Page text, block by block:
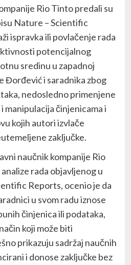
Rio Tinto predali su
Nature – Scientific
ispravka ili povlačenje rada
potencijalnog
sredinu u zapadnoj
Đorđević i saradnika zbog
nedosledno primenjene
manipulacija činjenicama i
kojih autori izvlače
zaključke.
naučnik kompanije Rio
rada objavljenog u
Reports, ocenio je da
u svom radu iznose
činjenica ili podataka,
koji može biti
prikazuju sadržaj naučnih
i donose zaključke bez